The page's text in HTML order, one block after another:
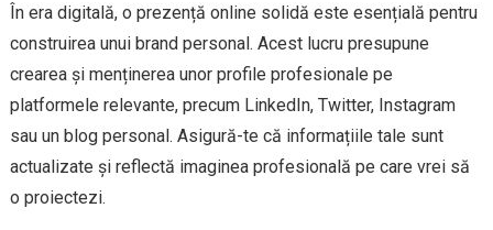
În era digitală, o prezență online solidă este esențială pentru
construirea unui brand personal. Acest lucru presupune
crearea și menținerea unor profile profesionale pe
platformele relevante, precum LinkedIn, Twitter, Instagram
sau un blog personal. Asigură-te că informațiile tale sunt
actualizate și reflectă imaginea profesională pe care vrei să
o proiectezi.